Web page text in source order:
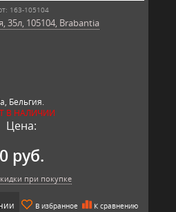
163-105104
35л, 105104, Brabantia
Бельгия.
В НАЛИЧИИ
Цена:
0 руб.
при покупке
В избранное К сравнению